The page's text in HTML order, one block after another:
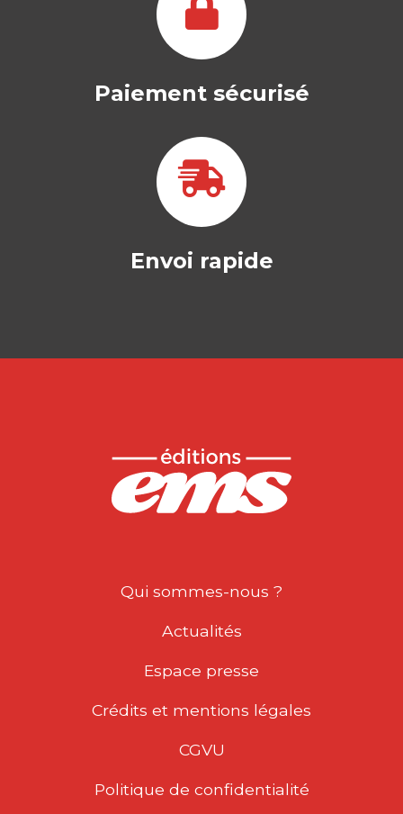
Paiement sécurisé
Envoi rapide
Qui sommes-nous ?
Actualités
Espace presse
Crédits et mentions légales
CGVU
Politique de confidentialité